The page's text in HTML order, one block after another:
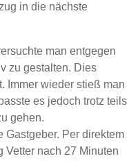
in die nächste
man entgegen
zu gestalten. Dies
Immer wieder stieß man
es jedoch trotz teils
gehen.
Gastgeber. Per direktem
Vetter nach 27 Minuten